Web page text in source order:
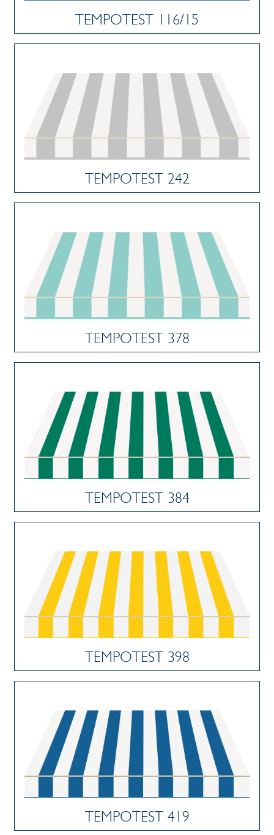
TEMPOTEST 116/15
TEMPOTEST 242
TEMPOTEST 378
TEMPOTEST 384
TEMPOTEST 398
TEMPOTEST 419